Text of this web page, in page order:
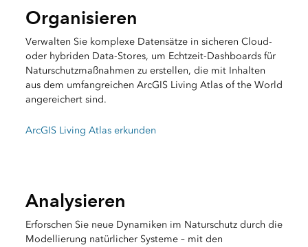
Organisieren
Verwalten Sie komplexe Datensätze in sicheren Cloud-
oder hybriden Data-Stores, um Echtzeit-Dashboards für
Naturschutzmaßnahmen zu erstellen, die mit Inhalten
aus dem umfangreichen ArcGIS Living Atlas of the World
angereichert sind.
ArcGIS Living Atlas erkunden
Analysieren
Erforschen Sie neue Dynamiken im Naturschutz durch die
Modellierung natürlicher Systeme – mit den